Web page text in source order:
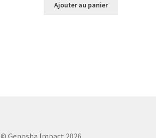
Ajouter au panier